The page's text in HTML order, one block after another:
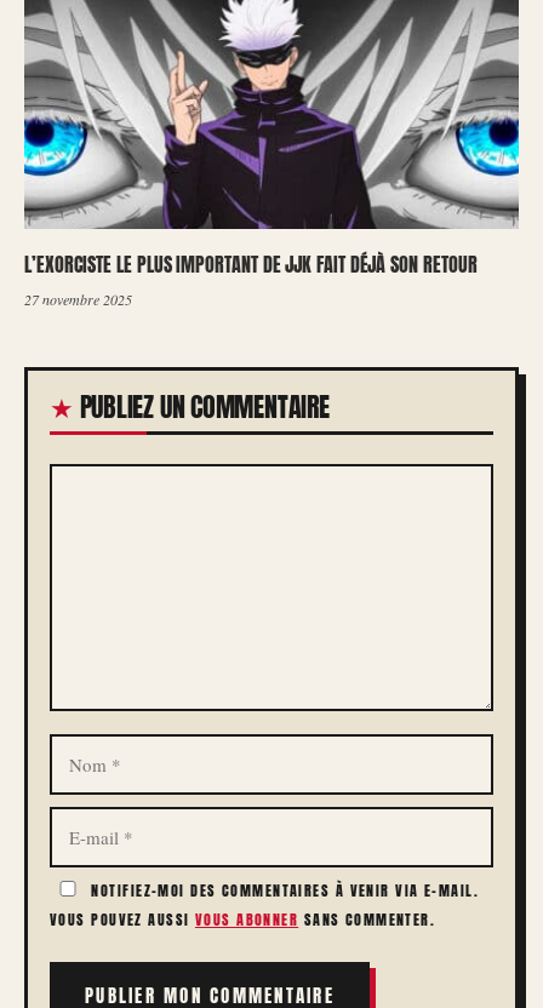
L’EXORCISTE LE PLUS IMPORTANT DE JJK FAIT DÉJÀ SON RETOUR
27 novembre 2025
PUBLIEZ UN COMMENTAIRE
MAIL
NOTIFIEZ-MOI DES COMMENTAIRES À VENIR VIA E-MAIL.
VOUS POUVEZ AUSSI VOUS ABONNER SANS COMMENTER.